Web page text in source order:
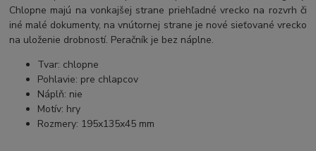
Chlopne majú na vonkajšej strane priehľadné vrecko na rozvrh či
iné malé dokumenty, na vnútornej strane je nové sieťované vrecko
na uloženie drobností. Peračník je bez náplne.
Tvar: chlopne
Pohlavie: pre chlapcov
Náplň: nie
Motív: hry
Rozmery: 195x135x45 mm